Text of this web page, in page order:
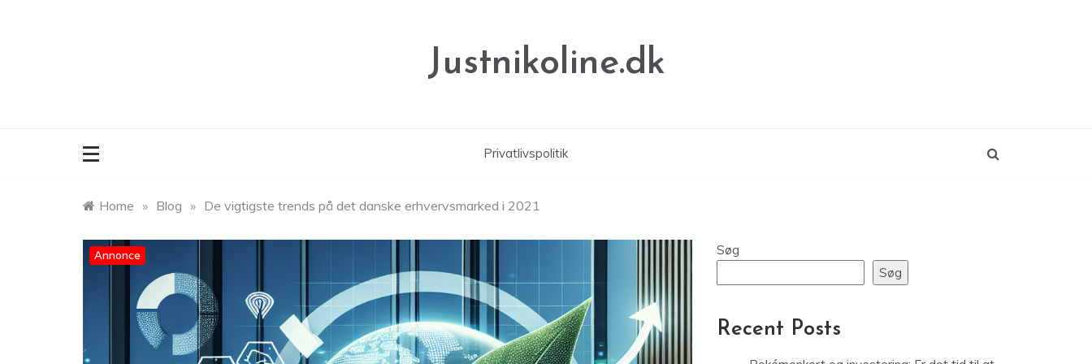
Justnikoline.dk
Privatlivspolitik
Home » Blog » De vigtigste trends på det danske erhvervsmarked i 2021
Annonce
Søg
Søg
Recent Posts